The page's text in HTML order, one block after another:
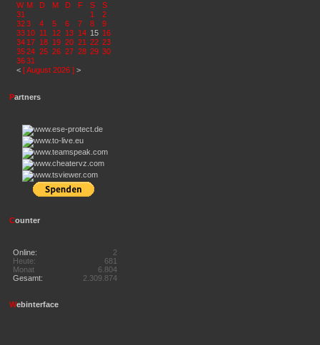
W M D M D F S
S
31
1
2
32 3 4 5 6 7 8
9
33 10 11 12 13 14 15 16
34 17 18 19 20 21 22 23
35 24 25 26 27 28 29 30
36 31
<[ August 2026 ] >
Partners
Counter
Online:
2
Heute:
681
Monat
6.804
Gesamt:
2.309.874
Webinterface